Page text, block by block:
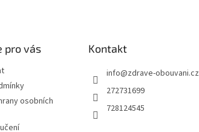
pro vás
osobních
Kontakt
info@zdrave-obouvani.cz
272731699
728124545